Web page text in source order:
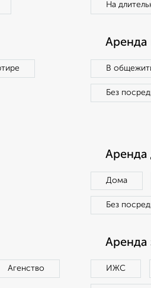
На
Аренда
В
Без
Аренда
Дома
Без
Агенство
Аренда
ИЖС